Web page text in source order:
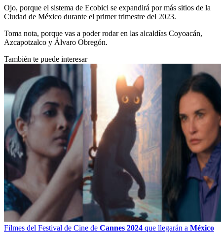
Ojo, porque el sistema de Ecobici se expandirá por más sitios de la
Ciudad de México durante el primer trimestre del 2023.
Toma nota, porque vas a poder rodar en las alcaldías Coyoacán,
Azcapotzalco y Álvaro Obregón.
También te puede interesar
Filmes del Festival de Cine de Cannes 2024 que llegarán a México